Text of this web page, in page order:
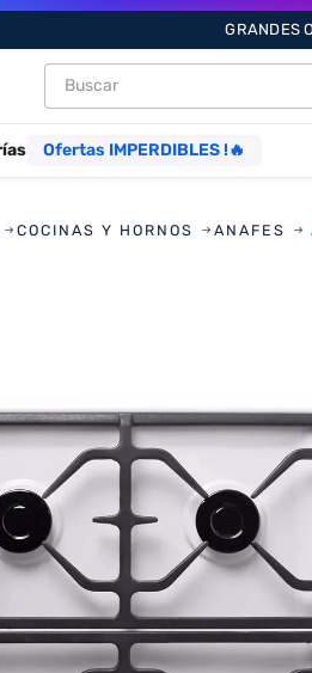
GRANDES
Buscar
Ofertas IMPERDIBLES !🔥
COCINAS Y HORNOS ANAFES
TÉRMINOS MÁS BUSCADOS
1. heladeras
7. heladera
8. termotanque
freidora aire